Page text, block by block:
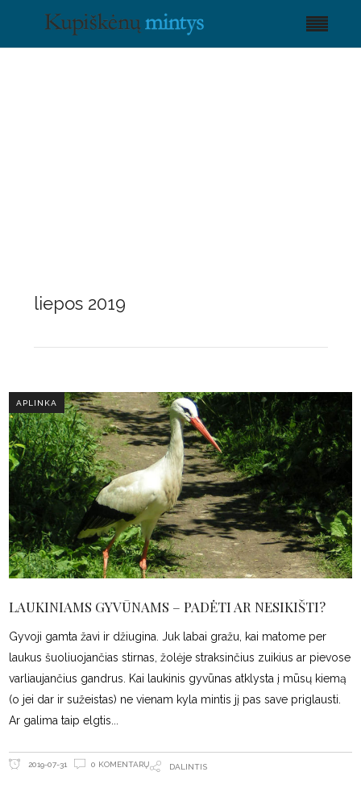
liepos 2019
APLINKA
LAUKINIAMS GYVŪNAMS – PADĖTI AR NESIKIŠTI?
Gyvoji gamta žavi ir džiugina. Juk labai gražu, kai matome per
laukus šuoliuojančias stirnas, žolėje straksinčius zuikius ar pievose
varliaujančius gandrus. Kai laukinis gyvūnas atklysta į mūsų kiemą
(o jei dar ir sužeistas) ne vienam kyla mintis jį pas save priglausti.
Ar galima taip elgtis
2019-07-31 0 KOMENTARŲ DALINTIS